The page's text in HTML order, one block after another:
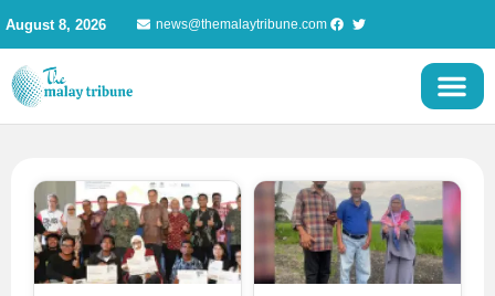
content
August 8, 2026 news@themalaytribune.com